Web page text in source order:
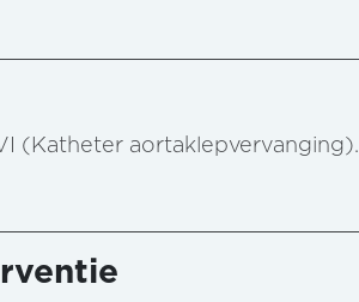
(Katheter aortaklepvervanging).